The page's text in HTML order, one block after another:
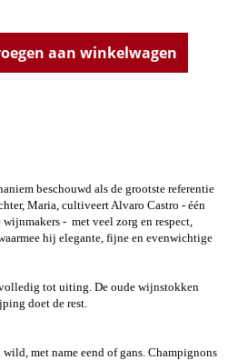
beschouwd als de grootste referentie
Maria, cultiveert Alvaro Castro - één
- met veel zorg en respect,
hij elegante, fijne en evenwichtige
tot uiting. De oude wijnstokken
doet de rest.
met name eend of gans. Champignons